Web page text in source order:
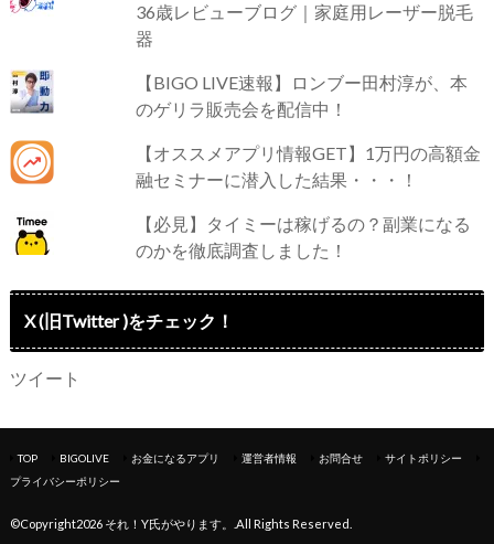
36歳レビューブログ｜家庭用レーザー脱毛
器
【BIGO LIVE速報】ロンブー田村淳が、本
のゲリラ販売会を配信中！
【オススメアプリ情報GET】1万円の高額金
融セミナーに潜入した結果・・・！
【必見】タイミーは稼げるの？副業になる
のかを徹底調査しました！
X (旧Twitter )をチェック！
ツイート
TOP BIGOLIVE お金になるアプリ 運営者情報 お問合せ
サイトポリシー
プライバシーポリシー
©Copyright2026 それ！Y氏がやります。 .All Rights Reserved.